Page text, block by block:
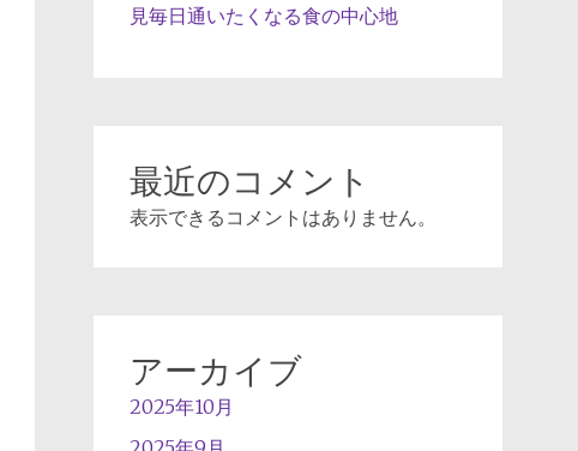
見毎日通いたくなる食の中心地
最近のコメント
表示できるコメントはありません。
アーカイブ
2025年10月